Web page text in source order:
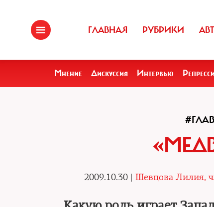
ГЛАВНАЯ РУБРИКИ
Мнение Дискуссия Интервью
2009.10.30 | Шевцова Лилия,